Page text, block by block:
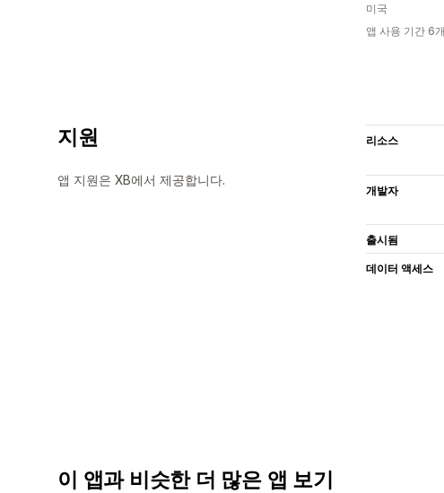
미국
앱 사용 기간 6
지원
앱 지원은 XB에서 제공합니다.
리소스
개발자
출시됨
데이터 액세스
이 앱과 비슷한 더 많은 앱 보기